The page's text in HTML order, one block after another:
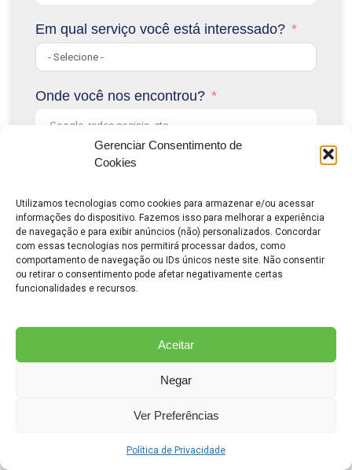
Gerenciar Consentimento de
Cookies
Utilizamos tecnologias como cookies para armazenar e/ou acessar
informações do dispositivo. Fazemos isso para melhorar a experiência
de navegação e para exibir anúncios (não) personalizados. Concordar
com essas tecnologias nos permitirá processar dados, como
comportamento de navegação ou IDs únicos neste site. Não consentir
ou retirar o consentimento pode afetar negativamente certas
funcionalidades e recursos.
Aceitar
Negar
Ver Preferências
Política de Privacidade
Em qual serviço você está interessado?
Onde você nos encontrou?
Conte-nos sobre seu negócio e o que está
Solicitar Consultoria Gratuita